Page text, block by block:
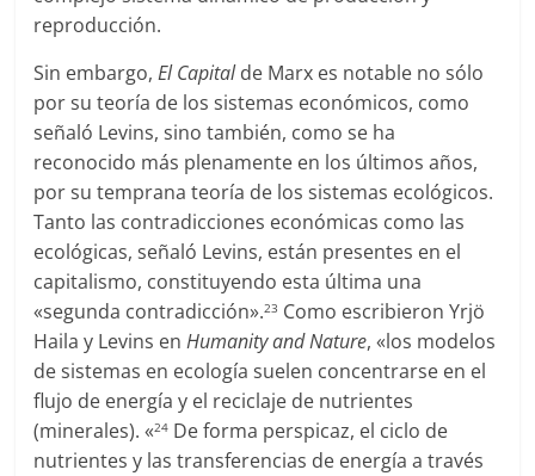
reproducción.
Sin embargo,El Capitalde Marx es notable no sólo
por su teoría de los sistemas económicos, como
señaló Levins, sino también, como se ha
reconocido más plenamente en los últimos años,
por su temprana teoría de los sistemas ecológicos.
Tanto las contradicciones económicas como las
ecológicas, señaló Levins, están presentes en el
capitalismo, constituyendo esta última una
«segunda contradicción».23 Como escribieron Yrjö
Haila y Levins enHumanity and Nature, «los modelos
de sistemas en ecología suelen concentrarse en el
flujo de energía y el reciclaje de nutrientes
(minerales). «24 De forma perspicaz, el ciclo de
nutrientes y las transferencias de energía a través